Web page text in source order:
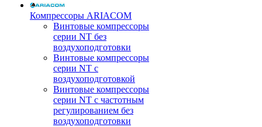
Компрессоры ARIACOM
Винтовые компрессоры
серии NT без
воздухоподготовки
Винтовые компрессоры
серии NT c
воздухоподготовкой
Винтовые компрессоры
серии NT с частотным
регулированием без
воздухоподготовки